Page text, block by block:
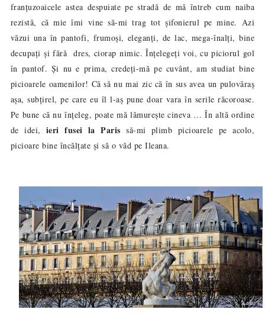
franțuzoaicele astea despuiate pe stradă de mă întreb cum naiba
rezistă, că mie îmi vine să-mi trag tot șifonierul pe mine. Azi
văzui una în pantofi, frumoși, eleganți, de lac, mega-înalți, bine
decupați și fără dres, ciorap nimic. Înțelegeți voi, cu piciorul gol
în pantof. Și nu e prima, credeți-mă pe cuvânt, am studiat bine
picioarele oamenilor! Că să nu mai zic că în sus avea un pulovăraș
așa, subțirel, pe care eu îl l-aș pune doar vara în serile răcoroase.
Pe bune că nu înțeleg, poate mă lămurește cineva … În altă ordine
de idei, ieri fusei la Paris să-mi plimb picioarele pe acolo,
picioare bine încălțate și să o văd pe Ileana.